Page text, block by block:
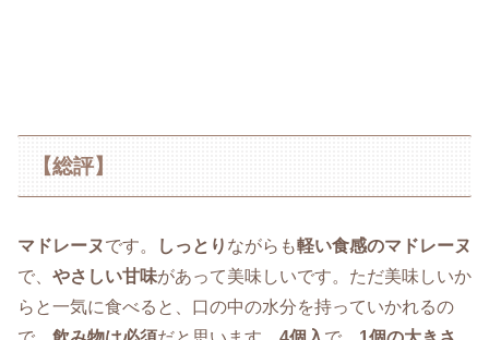
【総評】
マドレーヌです。 しっとり ながらも軽い食感のマドレーヌ
で、 やさしい甘味があって美味しいです。ただ美味しいか
らと一気に食べると、口の中の水分を持っていかれるの